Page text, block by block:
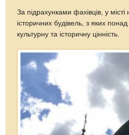
За підрахунками фахівців, у місті
історичних будівель, з яких
культурну та історичну цінність.